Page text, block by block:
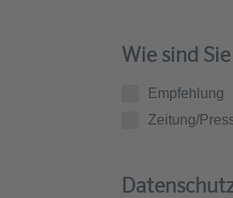
Wie sind
Empfehlung
Zeitung/